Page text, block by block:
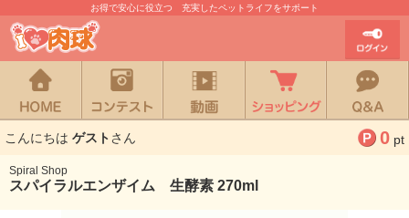
お得で安心に役立つ 充実したペットライフをサポート
こんにちは ゲストさん 0 pt
Spiral Shop
スパイラルエンザイム 生酵素 270ml